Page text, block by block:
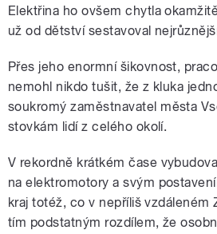
Elektřina ho ovšem chytla
už od dětství sestavoval
Přes jeho enormní šikovnost,
nemohl nikdo tušit, že z kluka
soukromý zaměstnavatel města
stovkám lidí z celého okolí.
V rekordně krátkém čase
na elektromotory a svým
kraj totéž, co v nepříliš vzdáleném
tím podstatným rozdílem, že